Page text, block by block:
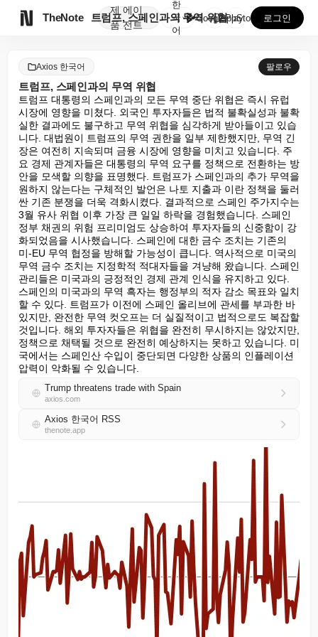
TheNote
제
품
에이
전트
트럼프, 스페인과의 무역 위협
한
국
어
GooglePlay
AppStore 로그인
Axios 한국어 팔로우
트럼프, 스페인과의 무역 위협
트럼프 대통령의 스페인과의 모든 무역 중단 위협은 즉시 유럽
시장에 영향을 미쳤다. 외국인 투자자들은 법적 불확실성과 불확
실한 결과에도 불구하고 무역 위협을 심각하게 받아들이고 있습
니다. 대법원이 트럼프의 무역 권한을 일부 제한했지만, 무역 긴
장은 여전히 지속되며 금융 시장에 영향을 미치고 있습니다. 주
요 경제 관계자들은 대통령의 무역 요구를 정책으로 전환하는 방
안을 모색할 의향을 표명했다. 트럼프가 스페인과의 추가 무역을
원하지 않는다는 구체적인 발언은 나토 지출과 이란 정책을 둘러
싼 기존 분쟁을 더욱 격화시켰다. 결과적으로 스페인 주가지수는
3월 유사 위협 이후 가장 큰 일일 하락을 경험했습니다. 스페인
정부 채권의 위험 프리미엄도 상승하여 투자자들의 신중함이 강
화되었음을 시사했습니다. 스페인에 대한 금수 조치는 기존의
미-EU 무역 협정을 방해할 가능성이 큽니다. 역사적으로 미국의
무역 금수 조치는 지정학적 적대자들을 겨냥해 왔습니다. 스페인
관리들은 미국과의 긍정적인 경제 관계 인식을 유지하고 있다.
스페인의 미국과의 무역 흑자는 행정부의 적자 감소 목표와 일치
할 수 있다. 트럼프가 이전에 스페인 올리브에 관세를 부과한 바
있지만, 완전한 무역 컷오프는 더 실질적이고 법적으로도 복잡할
것입니다. 해외 투자자들은 위협을 완전히 무시하지는 않았지만,
정책으로 채택될 것으로 완전히 예상하지는 못하고 있습니다. 미
국에서는 스페인산 수입이 중단되면 다양한 상품의 인플레이션
압력이 악화될 수 있습니다.
Trump threatens trade with Spain
axios.com
Axios 한국어 RSS
thenote.app